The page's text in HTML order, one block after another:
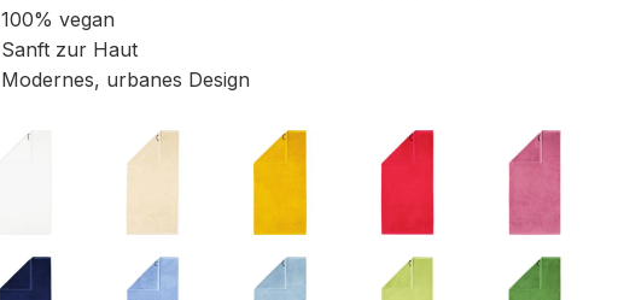
100% vegan
Sanft zur Haut
Modernes, urbanes Design